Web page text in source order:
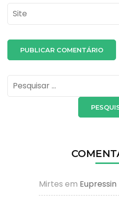
Site
Pesquisar
por:
Mirtes em Eupressin